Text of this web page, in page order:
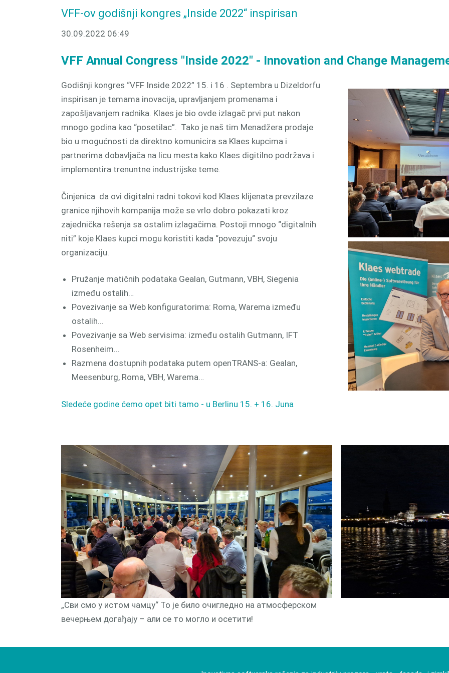
proizvodnjom
CAM 3D
VFF-ov godišnji kongres „Inside 2022“ inspirisan
30.09.2022 06:49
VFF Annual Congress "Inside 2022" - Innovation and Change
Godišnji kongres “VFF Inside 2022” 15. i 16 . Septembra u Dizeldorfu
inspirisan je temama inovacija, upravljanjem promenama i
zapošljavanjem radnika. Klaes je bio ovde izlagač prvi put nakon
mnogo godina kao “posetilac”. Tako je naš tim Menadžera prodaje
bio u mogućnosti da direktno komunicira sa Klaes kupcima i
partnerima dobavljača na licu mesta kako Klaes digitilno podržava i
implementira trenuntne industrijske teme.
Činjenica da ovi digitalni radni tokovi kod Klaes klijenata prevzilaze
granice njihovih kompanija može se vrlo dobro pokazati kroz
zajednička rešenja sa ostalim izlagačima. Postoji mnogo “digitalnih
niti” koje Klaes kupci mogu koristiti kada “povezuju“ svoju
organizaciju.
Pružanje matičnih podataka Gealan, Gutmann, VBH, Siegenia
između ostalih…
Povezivanje sa Web konfiguratorima: Roma, Warema između
ostalih…
Povezivanje sa Web servisima: između ostalih Gutmann, IFT
Rosenheim...
Razmena dostupnih podataka putem openTRANS-a: Gealan,
Meesenburg, Roma, VBH, Warema…
Sledeće godine ćemo opet biti tamo - u Berlinu 15. + 16. Juna
„Сви смо у истом чамцу“ То је било очигледно на атмосферском
вечерњем догађају – али се то могло и осетити!